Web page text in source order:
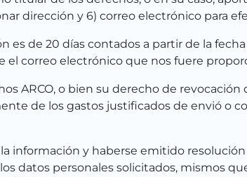
dirección y 6) correo electrónico para
es de 20 días contados a partir de la
el correo electrónico que nos fuere
ARCO, o bien su derecho de
de los gastos justificados de envió o
información y haberse emitido
datos personales solicitados, mismos